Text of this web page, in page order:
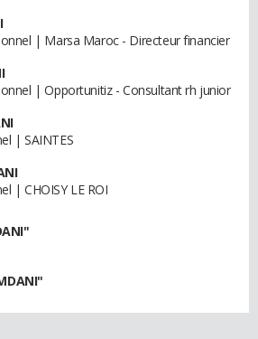
| Marsa Maroc - Directeur financier
| Opportunitiz - Consultant rh junior
| SAINTES
| CHOISY LE ROI